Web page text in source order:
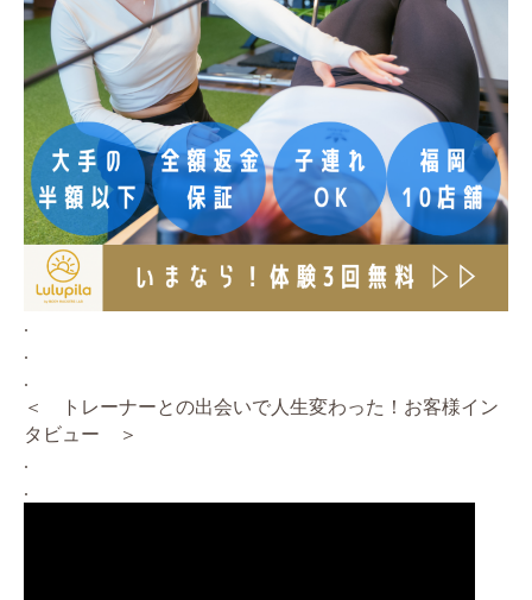
.
.
.
＜ トレーナーとの出会いで人生変わった！お客様イン
タビュー ＞
.
.